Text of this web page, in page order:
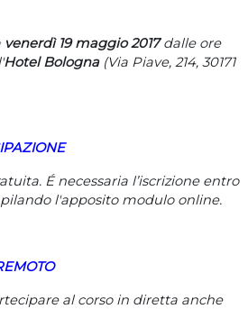
venerdì 19 maggio 2017dalle ore
Hotel Bologna (Via Piave, 214, 30171
É necessaria l’iscrizione entro
l'apposito modulo online.
al corso in diretta anche